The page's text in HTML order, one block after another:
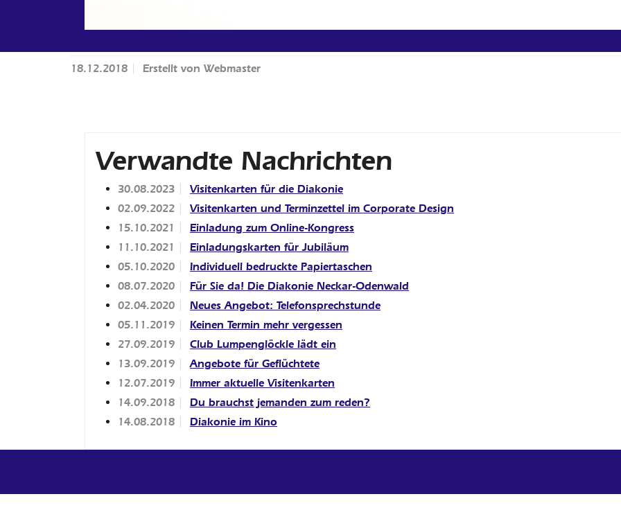
18.12.2018 Erstellt von Webmaster
Verwandte Nachrichten
30.08.2023
Visitenkarten für die Diakonie
02.09.2022
Visitenkarten und Terminzettel im Corporate Design
15.10.2021
Einladung zum Online-Kongress
11.10.2021
Einladungskarten für Jubiläum
05.10.2020
Individuell bedruckte Papiertaschen
08.07.2020
Für Sie da! Die Diakonie Neckar-Odenwald
02.04.2020
Neues Angebot: Telefonsprechstunde
05.11.2019
Keinen Termin mehr vergessen
27.09.2019
Club Lumpenglöckle lädt ein
13.09.2019
Angebote für Geflüchtete
12.07.2019
Immer aktuelle Visitenkarten
14.09.2018
Du brauchst jemanden zum reden?
14.08.2018
Diakonie im Kino